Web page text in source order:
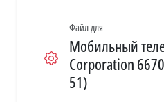
Файл для
Мобильный
Corporation
51)